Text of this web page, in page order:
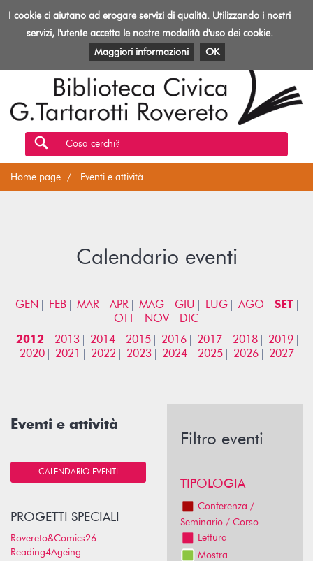
Toggle
Biblioteca
Rovereto
EVENTI E ATTIVITÀ PATRIMONIO E RISORSE
Cosa cerchi?
Home page Eventi e attività
Calendario eventi
GEN FEB MAR APR MAG GIU LUG AGO
SET
OTT
NOV
DIC
2012
2013 2014 2015 2016 2017 2018
2019
2020
2021 2022 2023 2024 2025 2026 2027
Eventi e attività
CALENDARIO EVENTI
PROGETTI SPECIALI
Rovereto&Comics26
Reading4Ageing
Filtro eventi
TIPOLOGIA
Conferenza /
Seminario / Corso
Lettura
Mostra
I cookie ci aiutano ad erogare servizi di qualità. Utilizzando i nostri
servizi, l'utente accetta le nostre modalità d'uso dei cookie.
Maggiori informazioni
OK